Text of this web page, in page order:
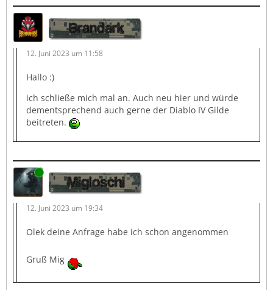
Brandark
12. Juni 2023 um 11:58
Hallo :)
ich schließe mich mal an. Auch neu hier und würde
dementsprechend auch gerne der Diablo IV Gilde
beitreten.
Online
Migloschi
12. Juni 2023 um 19:34
Olek deine Anfrage habe ich schon angenommen
Gruß Mig